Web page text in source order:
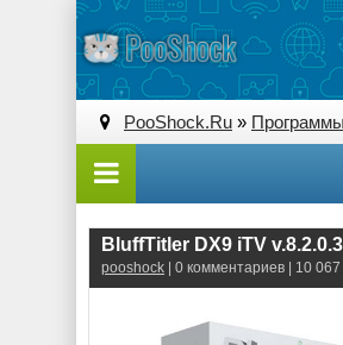
PooShock.Ru » Программы
pooshock | 0 комментариев | 10